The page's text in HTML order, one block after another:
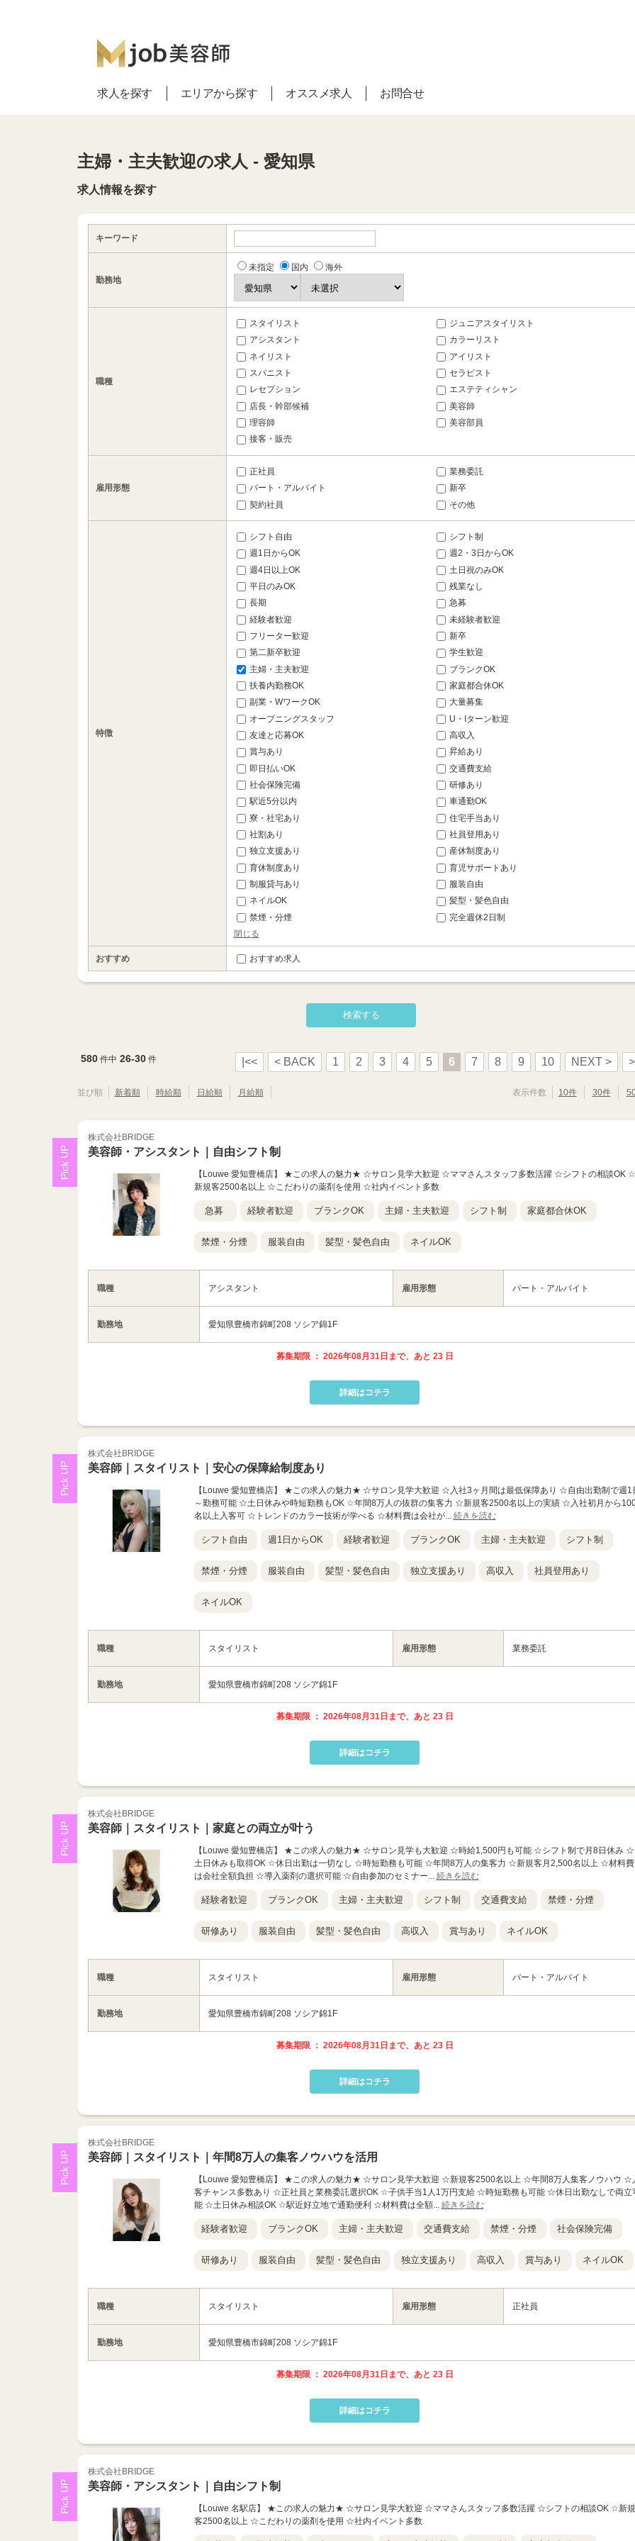
求人を探す エリアから探す オススメ求人 お問合せ
主婦・主夫歓迎の求人 - 愛知県
求人情報を探す
キーワード
勤務地
未指定 国内 海外
職種
スタイリスト
ジュニアスタイリスト
アシスタント
カラーリスト
ネイリスト
アイリスト
スパニスト
セラピスト
レセプション
エステティシャン
店長・幹部候補
美容師
理容師
美容部員
接客・販売
雇用形態
正社員
業務委託
パート・アルバイト
新卒
契約社員
その他
特徴
シフト自由
シフト制
週1日からOK
週2・3日からOK
週4日以上OK
土日祝のみOK
平日のみOK
残業なし
長期
急募
経験者歓迎
未経験者歓迎
フリーター歓迎
新卒
第二新卒歓迎
学生歓迎
主婦・主夫歓迎
ブランクOK
扶養内勤務OK
家庭都合休OK
副業・WワークOK
大量募集
オープニングスタッフ
U・Iターン歓迎
友達と応募OK
高収入
賞与あり
昇給あり
即日払いOK
交通費支給
社会保険完備
研修あり
駅近5分以内
車通勤OK
寮・社宅あり
住宅手当あり
社割あり
社員登用あり
独立支援あり
産休制度あり
育休制度あり
育児サポートあり
制服貸与あり
服装自由
ネイルOK
髪型・髪色自由
禁煙・分煙
完全週休2日制
閉じる
おすすめ おすすめ求人
580件中 26-30件 |<< < BACK 1 2 3 4 5 6 7 8 9 10 NEXT >
並び順 新着順 時給順 日給順 月給順 表示件数 10件 30件
株式会社BRIDGE
美容師・アシスタント｜自由シフト制
【Louwe 愛知豊橋店】 ★この求人の魅力★ ☆サロン見学大歓迎 ☆ママさんスタッフ多数活躍 ☆シフトの相談OK ☆
新規客2500名以上 ☆こだわりの薬剤を使用 ☆社内イベント多数
急募 経験者歓迎 ブランクOK 主婦・主夫歓迎 シフト制 家庭都合休OK
禁煙・分煙 服装自由 髪型・髪色自由 ネイルOK
職種 アシスタント 雇用形態 パート・アルバイト
勤務地 愛知県豊橋市錦町208 ソシア錦1F
募集期限 ： 2026年08月31日まで、あと 23 日
詳細はコチラ
株式会社BRIDGE
美容師｜スタイリスト｜安心の保障給制度あり
【Louwe 愛知豊橋店】 ★この求人の魅力★ ☆サロン見学大歓迎 ☆入社3ヶ月間は最低保障あり ☆自由出勤制で週1
～勤務可能 ☆土日休みや時短勤務もOK ☆年間8万人の抜群の集客力 ☆新規客2500名以上の実績 ☆入社初月から
名以上入客可 ☆トレンドのカラー技術が学べる ☆材料費は会社が... 続きを読む
シフト自由 週1日からOK 経験者歓迎 ブランクOK 主婦・主夫歓迎 シフト制
禁煙・分煙 服装自由 髪型・髪色自由 独立支援あり 高収入 社員登用あり
ネイルOK
職種 スタイリスト 雇用形態 業務委託
勤務地 愛知県豊橋市錦町208 ソシア錦1F
募集期限 ： 2026年08月31日まで、あと 23 日
詳細はコチラ
株式会社BRIDGE
美容師｜スタイリスト｜家庭との両立が叶う
【Louwe 愛知豊橋店】 ★この求人の魅力★ ☆サロン見学も大歓迎 ☆時給1,500円も可能 ☆シフト制で月8日休み ☆
土日休みも取得OK ☆休日出勤は一切なし ☆時短勤務も可能 ☆年間8万人の集客力 ☆新規客月2,500名以上 ☆材料費
は会社全額負担 ☆導入薬剤の選択可能 ☆自由参加のセミナー... 続きを読む
経験者歓迎 ブランクOK 主婦・主夫歓迎 シフト制 交通費支給 禁煙・分煙
研修あり 服装自由 髪型・髪色自由 高収入 賞与あり ネイルOK
職種 スタイリスト 雇用形態 パート・アルバイト
勤務地 愛知県豊橋市錦町208 ソシア錦1F
募集期限 ： 2026年08月31日まで、あと 23 日
詳細はコチラ
株式会社BRIDGE
美容師｜スタイリスト｜年間8万人の集客ノウハウを活用
【Louwe 愛知豊橋店】 ★この求人の魅力★ ☆サロン見学大歓迎 ☆新規客2500名以上 ☆年間8万人集客ノウハウ ☆
客チャンス多数あり ☆正社員と業務委託選択OK ☆子供手当1人1万円支給 ☆時短勤務も可能 ☆休日出勤なしで両立
能 ☆土日休み相談OK ☆駅近好立地で通勤便利 ☆材料費は全額... 続きを読む
経験者歓迎 ブランクOK 主婦・主夫歓迎 交通費支給 禁煙・分煙 社会保険完備
研修あり 服装自由 髪型・髪色自由 独立支援あり 高収入 賞与あり ネイルOK
職種 スタイリスト 雇用形態 正社員
勤務地 愛知県豊橋市錦町208 ソシア錦1F
募集期限 ： 2026年08月31日まで、あと 23 日
詳細はコチラ
株式会社BRIDGE
美容師・アシスタント｜自由シフト制
【Louwe 名駅店】 ★この求人の魅力★ ☆サロン見学大歓迎 ☆ママさんスタッフ多数活躍 ☆シフトの相談OK ☆新規
客2500名以上 ☆こだわりの薬剤を使用 ☆社内イベント多数